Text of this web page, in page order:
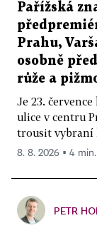
Pařížská
Prahu,
osobně
růže a
Je 23.
ulice v centru
trousit vybraní
8. 8. 2026 ▪ 4
PETR